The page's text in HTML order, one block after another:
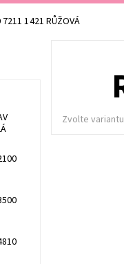
JAK
7211 1421 RŮŽOVÁ
Zvolte variantu